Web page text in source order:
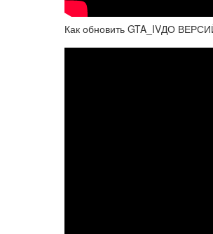
Как обновить GTA_IVДО